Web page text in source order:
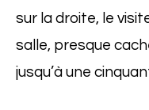
sur la droite, le
salle, presque
jusqu’à une